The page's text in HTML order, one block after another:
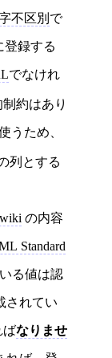
不区別 で
登録する
でなけれ
約はあり
うため、
列とする
の内容
Standard
る値は認
されてい
ばなりませ